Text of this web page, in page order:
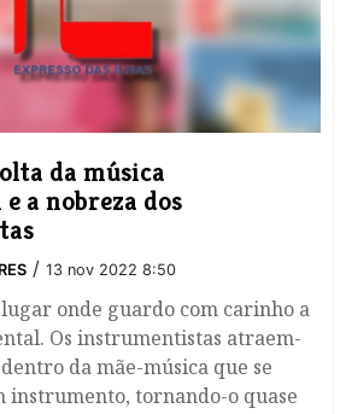
da música
a nobreza dos
/ 13 nov 2022 8:50
onde guardo com carinho a
Os instrumentistas atraem-
da mãe-música que se
instrumento, tornando-o quase